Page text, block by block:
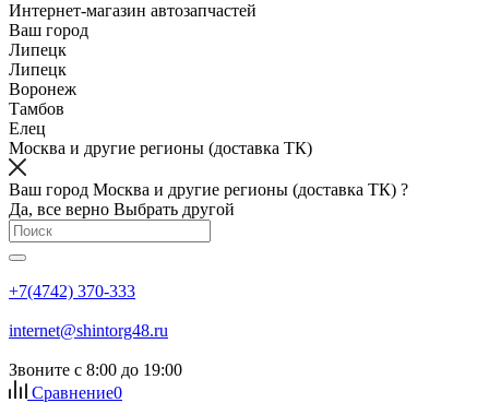
Интернет-магазин автозапчастей
Ваш город
Липецк
Липецк
Воронеж
Тамбов
Елец
Москва и другие регионы (доставка ТК)
Ваш город Москва и другие регионы (доставка ТК) ?
Да, все верно Выбрать другой
+7(4742) 370-333
internet@shintorg48.ru
Звоните с 8:00 до 19:00
Сравнение0